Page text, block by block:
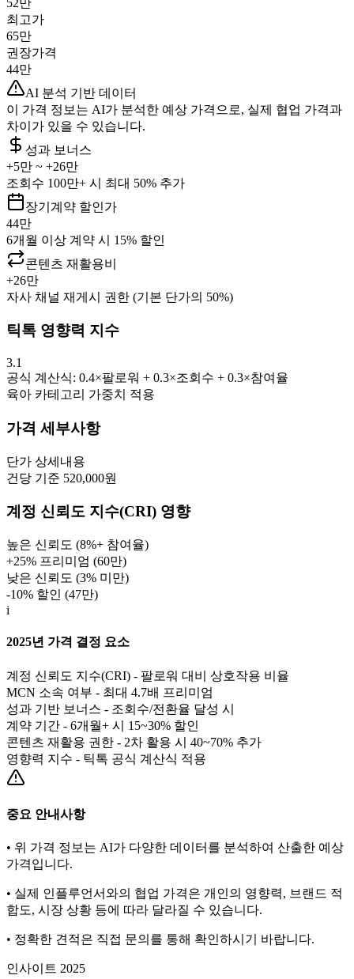
최고가
65만
권장가격
44만
AI 분석 기반 데이터
이 가격 정보는 AI가 분석한 예상 가격으로, 실제 협업 가격과
차이가 있을 수 있습니다.
성과 보너스
+5만 ~ +26만
조회수 100만+ 시 최대 50% 추가
장기계약 할인가
44만
6개월 이상 계약 시 15% 할인
콘텐츠 재활용비
+26만
자사 채널 재게시 권한 (기본 단가의 50%)
틱톡 영향력 지수
3.1
공식 계산식: 0.4×팔로워 + 0.3×조회수 + 0.3×참여율
육아 카테고리 가중치 적용
가격 세부사항
단가 상세내용
건당 기준 520,000원
계정 신뢰도 지수(CRI) 영향
높은 신뢰도 (8%+ 참여율)
+25% 프리미엄 (60만)
낮은 신뢰도 (3% 미만)
-10% 할인 (47만)
i
2025년 가격 결정 요소
계정 신뢰도 지수(CRI) - 팔로워 대비 상호작용 비율
MCN 소속 여부 - 최대 4.7배 프리미엄
성과 기반 보너스 - 조회수/전환율 달성 시
계약 기간 - 6개월+ 시 15~30% 할인
콘텐츠 재활용 권한 - 2차 활용 시 40~70% 추가
영향력 지수 - 틱톡 공식 계산식 적용
중요 안내사항
• 위 가격 정보는 AI가 다양한 데이터를 분석하여 산출한 예상
가격입니다.
• 실제 인플루언서와의 협업 가격은 개인의 영향력, 브랜드 적
합도, 시장 상황 등에 따라 달라질 수 있습니다.
• 정확한 견적은 직접 문의를 통해 확인하시기 바랍니다.
인사이트 2025